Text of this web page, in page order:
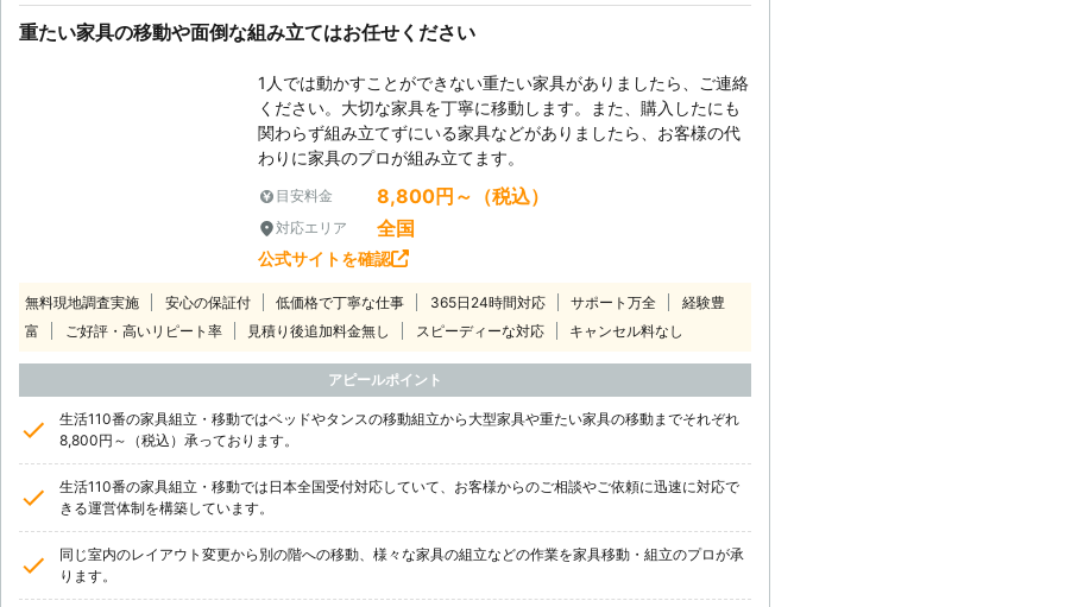
重たい家具の移動や面倒な組み立てはお任せください
1人では動かすことができない重たい家具がありましたら、ご連絡
ください。大切な家具を丁寧に移動します。また、購入したにも
関わらず組み立てずにいる家具などがありましたら、お客様の代
わりに家具のプロが組み立てます。
目安料金 8,800円～（税込）
対応エリア 全国
公式サイトを確認
無料現地調査実施 安心の保証付 低価格で丁寧な仕事 365日24時間対応 サポート万全
経験豊
富
ご好評・高いリピート率 見積り後追加料金無し スピーディーな対応 キャンセル料なし
アピールポイント
生活110番の家具組立・移動ではベッドやタンスの移動組立から大型家具や重たい家具の移動までそれぞれ
8,800円～（税込）承っております。
生活110番の家具組立・移動では日本全国受付対応していて、お客様からのご相談やご依頼に迅速に対応で
きる運営体制を構築しています。
同じ室内のレイアウト変更から別の階への移動、様々な家具の組立などの作業を家具移動・組立のプロが承
ります。